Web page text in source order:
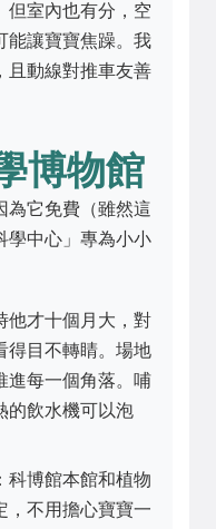
但室內也有分，空
能讓寶寶焦躁。我
且動線對推車友善
博物館
為它免費（雖然這
學中心」專為小小
他才十個月大，對
得目不轉睛。場地
進每一個角落。哺
的飲水機可以泡
科博館本館和植物
，不用擔心寶寶一